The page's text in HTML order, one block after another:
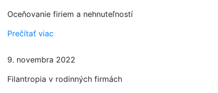
Oceňovanie firiem a nehnuteľností
Prečítať viac
9. novembra 2022
Filantropia v rodinných firmách